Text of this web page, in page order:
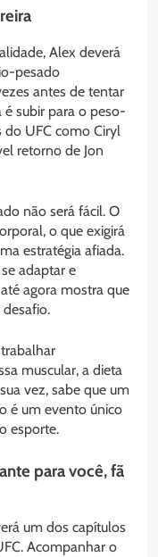
Alex deverá
pesado
antes de tentar
subir para o peso-
do UFC como Ciryl
retorno de Jon
não será fácil. O
o que exigirá
estratégia afiada.
adaptar e
agora mostra que
muscular, a dieta
vez, sabe que um
é um evento único
esporte.
para você, fã
um dos capítulos
Acompanhar o